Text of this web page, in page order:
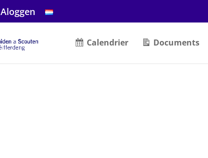
Aloggen
Calendrier Documents